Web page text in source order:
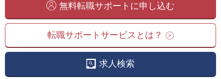
無料転職サポートに申し込む
転職サポートサービスとは？
求人検索